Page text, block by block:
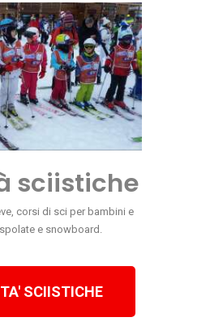
sciistiche
corsi di sci per bambini e
e snowboard.
SCIISTICHE